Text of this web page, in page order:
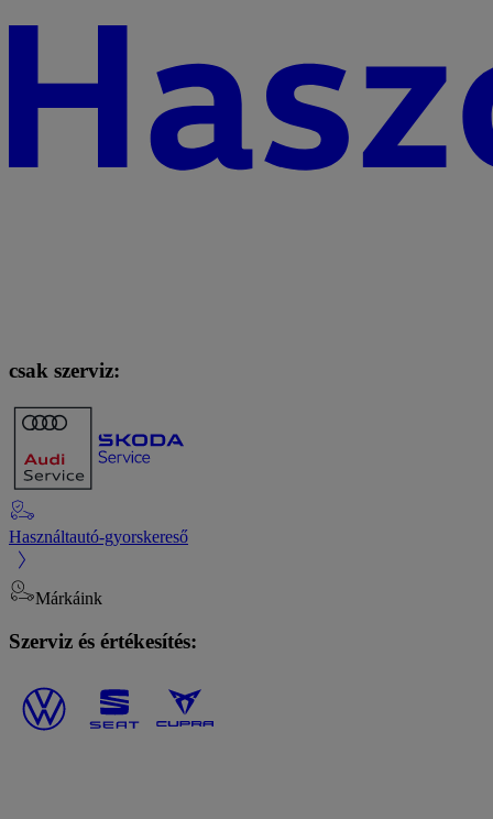
csak szerviz:
Használtautó-gyorskereső
Márkáink
Szerviz és értékesítés: